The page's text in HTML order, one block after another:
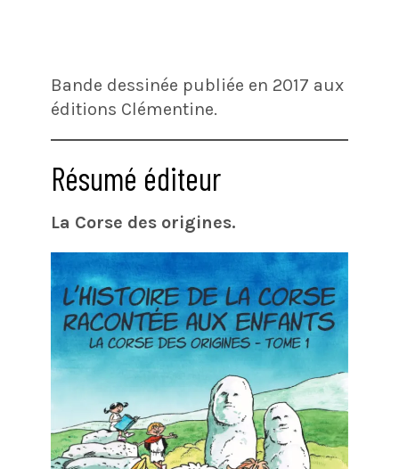
Bande dessinée publiée en 2017 aux
éditions Clémentine.
Résumé éditeur
La Corse des origines.